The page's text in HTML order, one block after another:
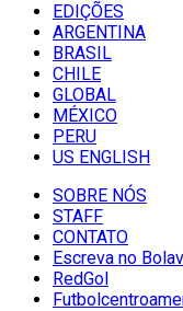
EDIÇÕES
ARGENTINA
BRASIL
CHILE
GLOBAL
MÉXICO
PERU
US ENGLISH
SOBRE NÓS
STAFF
CONTATO
Escreva no
RedGol